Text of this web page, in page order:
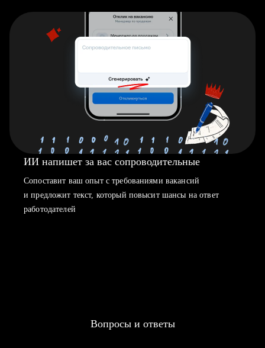
ИИ напишет за вас сопроводительные
Сопоставит ваш опыт с требованиями вакансий
и предложит текст, который повысит шансы на ответ
работодателей
Вопросы и ответы